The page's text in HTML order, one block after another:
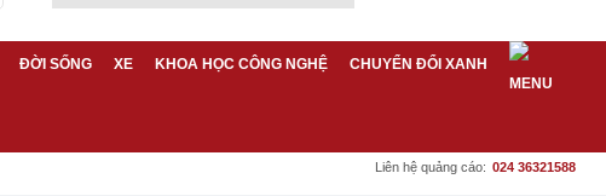
ĐỜI SỐNG XE KHOA HỌC CÔNG NGHỆ CHUYỂN ĐỔI XANH
Liên hệ quảng cáo: 024 36321588